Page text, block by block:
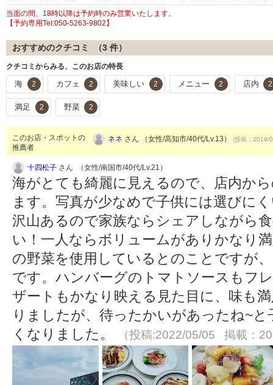
当面の間、18時以降は予約時のみ営業いたします。
【予約専用Tel:050-5263-9802】
おすすめのクチコミ （3 件）
クチコミからみる、このお店の特長
海 2 カフェ 2 美味しい 2 メニュー 2 店内 2
満足 2 野菜 2
このお店・スポットの
推薦者
ネネ さん （女性/高知市/40代/Lv.13） (投稿：2019/
十四松子 さん （女性/南国市/40代/Lv.21）
海がとても綺麗に見えるので、店内か
ます。写真が少なめで子供には選びに
沢山あるので家族ならシェアしながら
い！一人ならボリュームがありかなり
の野菜を使用しているとのことですが
です。ハンバーグのトマトソースもフ
ザートもかなり映える見た目に、味も
りましたが、待ったかいがあったね~
くなりました。
（投稿:2022/05/05 掲載：